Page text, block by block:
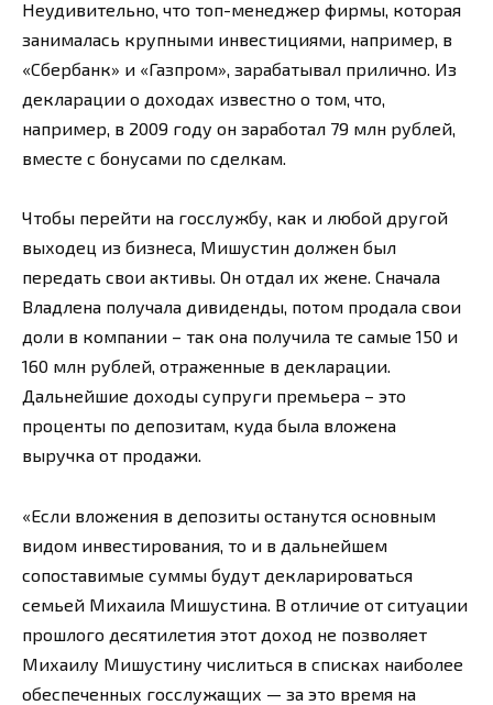
Неудивительно, что топ-менеджер фирмы, которая
занималась крупными инвестициями, например, в
«Сбербанк» и «Газпром», зарабатывал прилично. Из
декларации о доходах известно о том, что,
например, в 2009 году он заработал 79 млн рублей,
вместе с бонусами по сделкам.
Чтобы перейти на госслужбу, как и любой другой
выходец из бизнеса, Мишустин должен был
передать свои активы. Он отдал их жене. Сначала
Владлена получала дивиденды, потом продала свои
доли в компании – так она получила те самые 150 и
160 млн рублей, отраженные в декларации.
Дальнейшие доходы супруги премьера – это
проценты по депозитам, куда была вложена
выручка от продажи.
«Если вложения в депозиты останутся основным
видом инвестирования, то и в дальнейшем
сопоставимые суммы будут декларироваться
семьей Михаила Мишустина. В отличие от ситуации
прошлого десятилетия этот доход не позволяет
Михаилу Мишустину числиться в списках наиболее
обеспеченных госслужащих — за это время на